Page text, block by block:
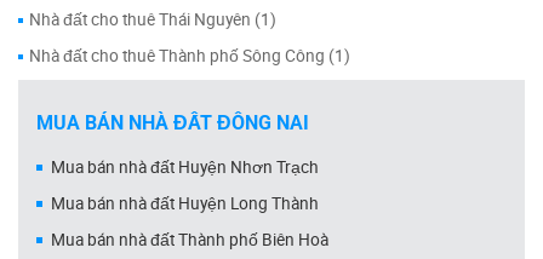
Nhà đất cho thuê Thái Nguyên (1)
Nhà đất cho thuê Thành phố Sông Công (1)
MUA BÁN NHÀ ĐẤT ĐỒNG NAI
Mua bán nhà đất Huyện Nhơn Trạch
Mua bán nhà đất Huyện Long Thành
Mua bán nhà đất Thành phố Biên Hoà